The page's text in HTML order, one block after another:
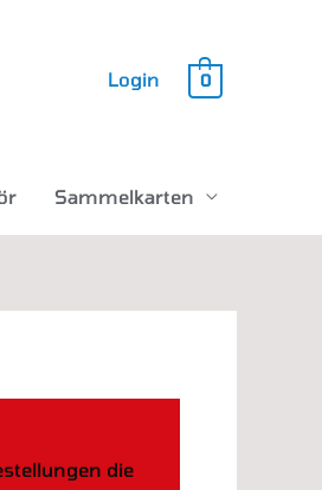
Login 0
Sammelkarten
die